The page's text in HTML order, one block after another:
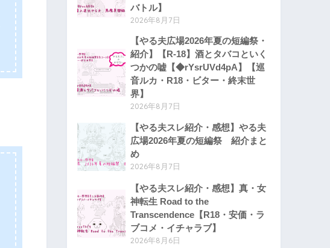
バトル】
2026年8月7日
【やる夫広場2026年夏の短編祭・
紹介】【R-18】酒とタバコといく
つかの嘘【◆rYsrUVd4pA】【巡
音ルカ・R18・ビター・終末世
界】
2026年8月7日
【やる夫スレ紹介・感想】やる夫
広場2026年夏の短編祭 紹介まと
め
2026年8月7日
【やる夫スレ紹介・感想】真・女
神転生 Road to the
Transcendence【R18・安価・ラ
ブコメ・イチャラブ】
2026年8月6日